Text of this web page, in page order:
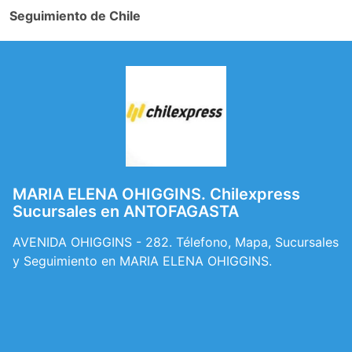
Seguimiento de Chile
MARIA ELENA OHIGGINS. Chilexpress
Sucursales en ANTOFAGASTA
AVENIDA OHIGGINS - 282. Télefono, Mapa, Sucursales
y Seguimiento en MARIA ELENA OHIGGINS.